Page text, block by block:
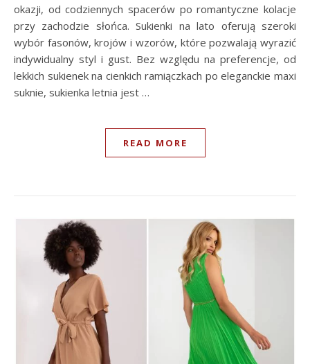
okazji, od codziennych spacerów po romantyczne kolacje
przy zachodzie słońca. Sukienki na lato oferują szeroki
wybór fasonów, krojów i wzorów, które pozwalają wyrazić
indywidualny styl i gust. Bez względu na preferencje, od
lekkich sukienek na cienkich ramiączkach po eleganckie maxi
suknie, sukienka letnia jest …
READ MORE